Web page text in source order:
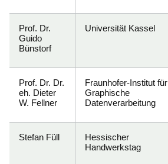
Prof. Dr.
Guido
Bünstorf
Universität Kassel
Prof. Dr. Dr.
eh. Dieter
W. Fellner
Fraunhofer-Institut für
Graphische
Datenverarbeitung
Stefan Füll
Hessischer
Handwerkstag